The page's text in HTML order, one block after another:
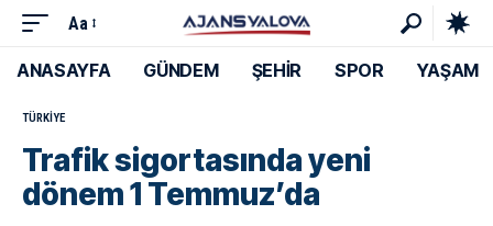
Aa
ANASAYFA GÜNDEM ŞEHİR SPOR YAŞAM
TÜRKIYE
Trafik sigortasında yeni
dönem 1 Temmuz’da